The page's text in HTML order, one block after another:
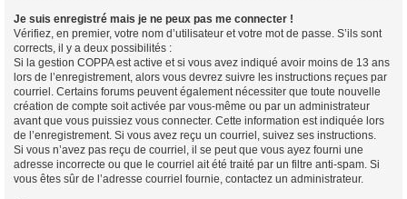
Je suis enregistré mais je ne peux pas me connecter !
Vérifiez, en premier, votre nom d’utilisateur et votre mot de passe. S’ils sont
corrects, il y a deux possibilités :
Si la gestion COPPA est active et si vous avez indiqué avoir moins de 13 ans
lors de l’enregistrement, alors vous devrez suivre les instructions reçues par
courriel. Certains forums peuvent également nécessiter que toute nouvelle
création de compte soit activée par vous-même ou par un administrateur
avant que vous puissiez vous connecter. Cette information est indiquée lors
de l’enregistrement. Si vous avez reçu un courriel, suivez ses instructions.
Si vous n’avez pas reçu de courriel, il se peut que vous ayez fourni une
adresse incorrecte ou que le courriel ait été traité par un filtre anti-spam. Si
vous êtes sûr de l’adresse courriel fournie, contactez un administrateur.